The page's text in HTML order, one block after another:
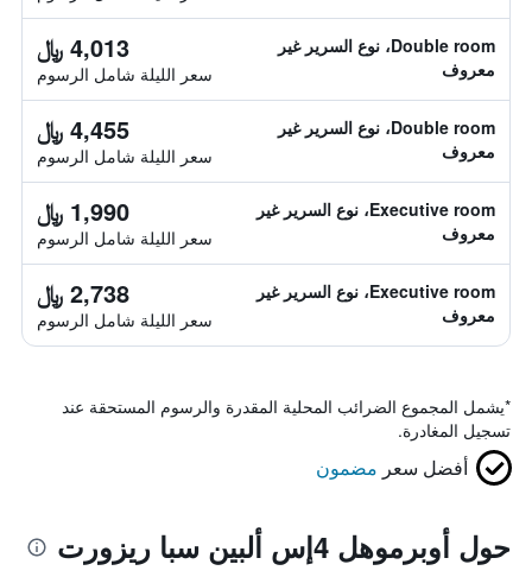
Double room، نوع السرير غير
معروف
4,013 ﷼
سعر الليلة شامل الرسوم
Double room، نوع السرير غير
معروف
4,455 ﷼
سعر الليلة شامل الرسوم
Executive room، نوع السرير غير
معروف
1,990 ﷼
سعر الليلة شامل الرسوم
Executive room، نوع السرير غير
معروف
2,738 ﷼
سعر الليلة شامل الرسوم
*يشمل المجموع الضرائب المحلية المقدرة والرسوم المستحقة عند
تسجيل المغادرة.
أفضل سعر مضمون
حول أوبرموهل 4إس ألبين سبا ريزورت